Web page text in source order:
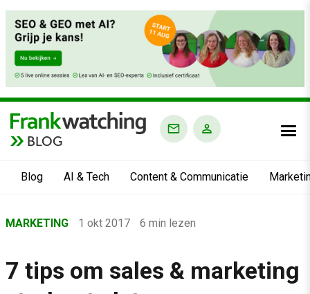
BLOG
Blog AI & Tech Content & Communicatie
›
›
MARKETING 1 okt 2017 6 min lezen
7 tips om sales & marketing